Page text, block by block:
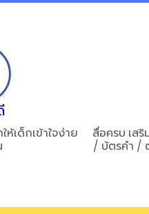
เด็กเข้าใจง่าย
สื่อครบ เส
/ บัตรคำ /